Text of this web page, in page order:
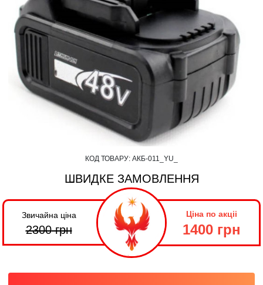
КОД ТОВАРУ: АКБ-011_YU_
ШВИДКЕ ЗАМОВЛЕННЯ
Звичайна ціна
2300грн
Ціна по акціі
1400 грн